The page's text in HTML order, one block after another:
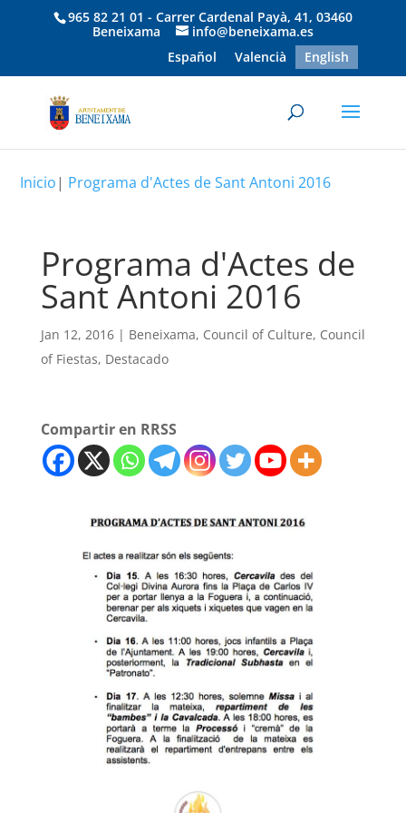
965 82 21 01 - Carrer Cardenal Payà, 41, 03460
Beneixama
info@beneixama.es
Español
Valencià English
Inicio| Programa d'Actes de Sant Antoni 2016
Programa d'Actes de
Sant Antoni 2016
Jan 12, 2016| Beneixama, Council of Culture, Council
of Fiestas, Destacado
Compartir en RRSS